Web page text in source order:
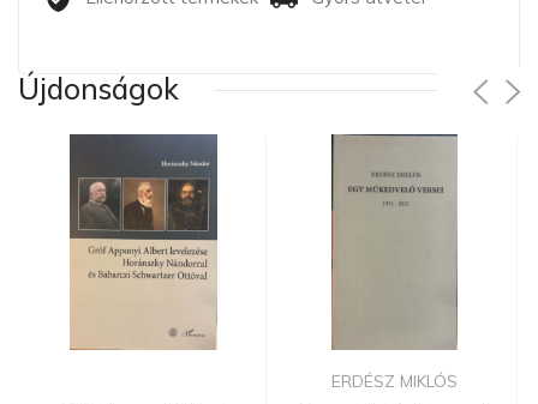
Újdonságok
ERDÉSZ MIKLÓS